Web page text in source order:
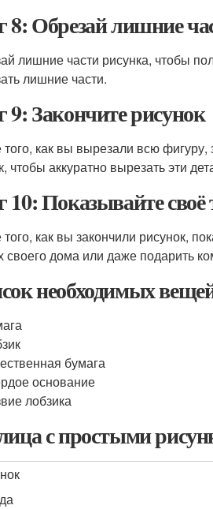
Обрезай лишние
лишние части рисунка, чтобы
лишние части.
Закончите рисунок
как вы вырезали всю
чтобы аккуратно вырезать эти
Показывайте своё
как вы закончили рисунок,
своего дома или даже подарить
необходимых
бумага
основание
лобзика
с простыми